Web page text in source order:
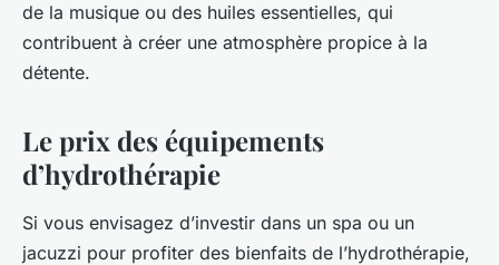
de la musique ou des huiles essentielles, qui
contribuent à créer une atmosphère propice à la
détente.
Le prix des équipements
d’hydrothérapie
Si vous envisagez d’investir dans un spa ou un
jacuzzi pour profiter des bienfaits de l’hydrothérapie,